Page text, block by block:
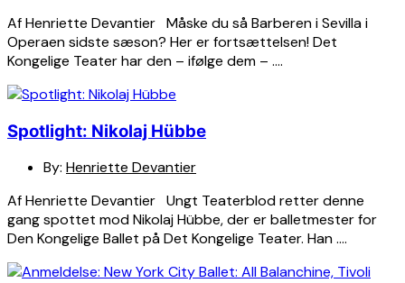
Af Henriette Devantier Måske du så Barberen i Sevilla i
Operaen sidste sæson? Her er fortsættelsen! Det
Kongelige Teater har den – ifølge dem – ….
Spotlight: Nikolaj Hübbe
By: Henriette Devantier
Af Henriette Devantier Ungt Teaterblod retter denne
gang spottet mod Nikolaj Hübbe, der er balletmester for
Den Kongelige Ballet på Det Kongelige Teater. Han ….